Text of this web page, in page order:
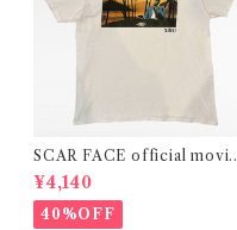
SCAR FACE official movie
print t-shirt
¥4,140
40%OFF